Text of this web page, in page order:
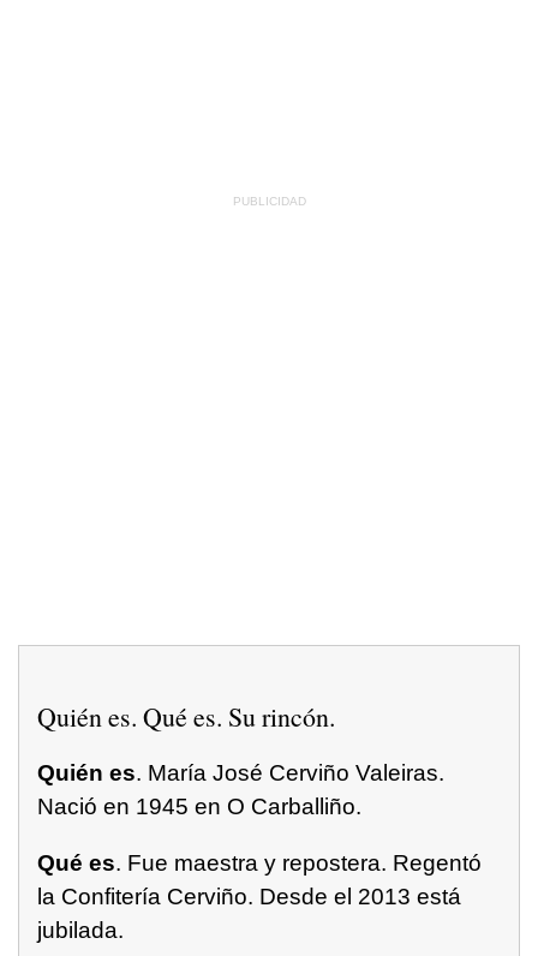
Quién es. Qué es. Su rincón.
Quién es. María José Cerviño Valeiras.
Nació en 1945 en O Carballiño.
Qué es. Fue maestra y repostera. Regentó
la Confitería Cerviño. Desde el 2013 está
jubilada.